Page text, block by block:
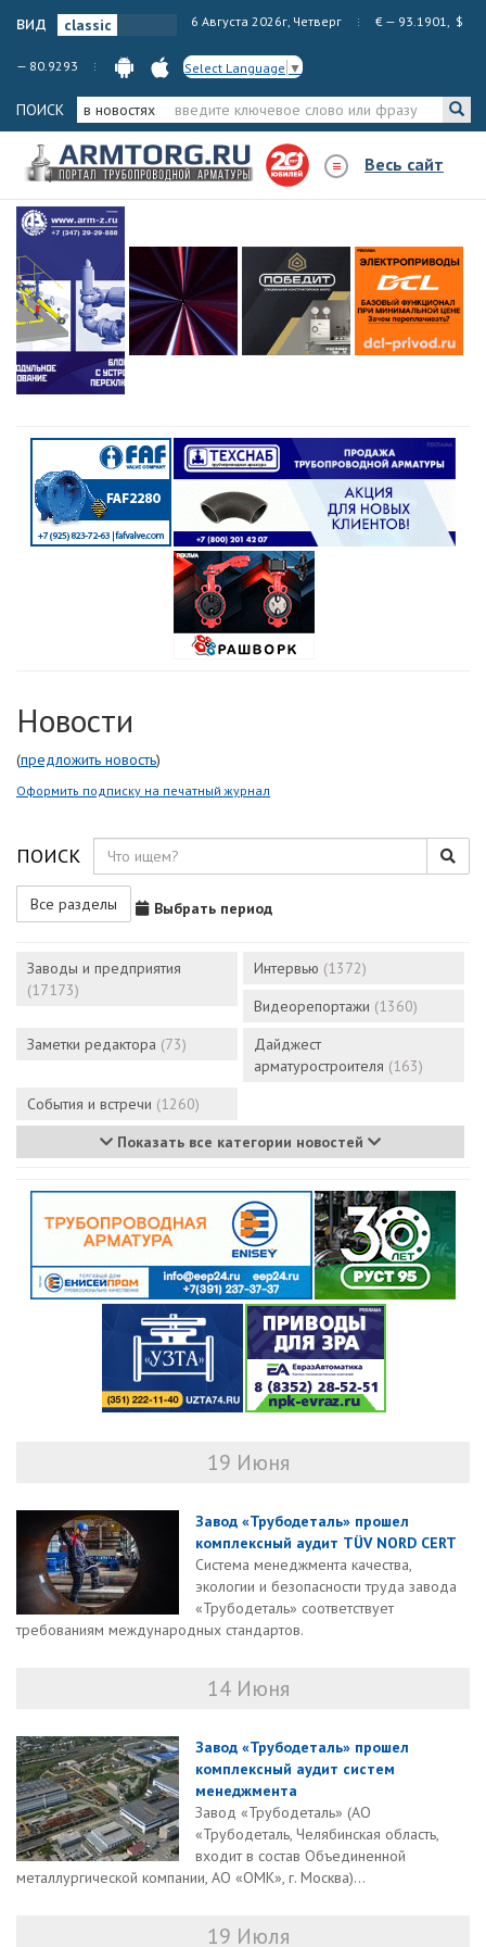
вид 6 Августа 2026г, Четверг € — 93.1901, $
— 80.9293 Select Language ▼
ПОИСК в новостях
Весь сайт
Новости
(предложить новость)
Оформить подписку на печатный журнал
ПОИСК
Все разделы Выбрать период
Заводы и предприятия
(17173)
Интервью (1372)
Видеорепортажи (1360)
Заметки редактора (73)
Дайджест
арматуростроителя (163)
События и встречи (1260)
Показать все категории новостей
19 Июня
Завод «Трубодеталь» прошел
комплексный аудит TÜV NORD CERT
Система менеджмента качества,
экологии и безопасности труда завода
«Трубодеталь» соответствует
требованиям международных стандартов.
14 Июня
Завод «Трубодеталь» прошел
комплексный аудит систем
менеджмента
Завод «Трубодеталь» (АО
«Трубодеталь, Челябинская область,
входит в состав Объединенной
металлургической компании, АО «ОМК», г. Москва)...
19 Июля